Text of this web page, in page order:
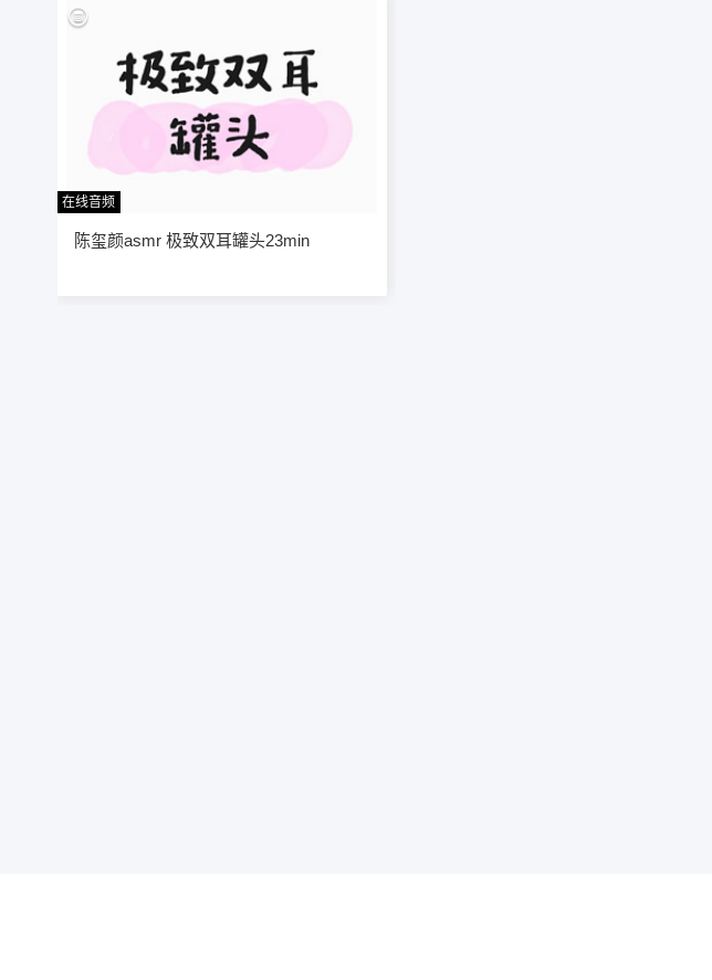
在线音频
陈玺颜asmr 极致双耳罐头23min